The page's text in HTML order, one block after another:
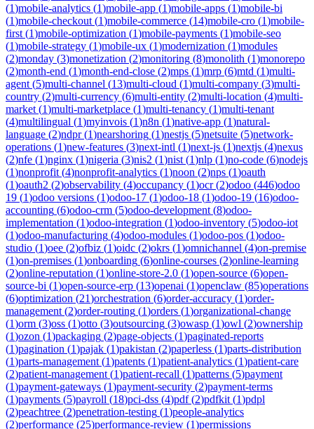
(1)mobile-analytics (1)mobile-app (1)mobile-apps (1)mobile-bi
(1)mobile-checkout (1)mobile-commerce (14)mobile-cro (1)mobile-
first (1)mobile-optimization (1)mobile-payments (1)mobile-seo
(1)mobile-strategy (1)mobile-ux (1)modernization (1)modules
(2)monday (3)monetization (2)monitoring (8)monolith (1)monorepo
(2)month-end (1)month-end-close (2)mps (1)mrp (6)mtd (1)multi-
agent (5)multi-channel (13)multi-cloud (1)multi-company (3)multi-
country (2)multi-currency (6)multi-entity (2)multi-location (4)multi-
market (1)multi-marketplace (1)multi-tenancy (1)multi-tenant
(4)multilingual (1)myinvois (1)n8n (1)native-app (1)natural-
language (2)ndpr(1)nearshoring (1)nestjs (5)netsuite (5)network-
operations (1)new-features (3)next-intl (1)next-js (1)nextjs (4)nexus
(2)nfe (1)nginx (1)nigeria (3)nis2 (1)nist (1)nlp (1)no-code (6)nodejs
(1)nonprofit (4)nonprofit-analytics (1)noon (2)nps (1)oauth
(1)oauth2 (2)observability (4)occupancy (1)ocr(2)odoo (446)odoo
19 (1)odoo versions (1)odoo-17 (1)odoo-18 (1)odoo-19 (16)odoo-
accounting (6)odoo-crm (5)odoo-development (8)odoo-
implementation (1)odoo-integration (1)odoo-inventory (5)odoo-iot
(1)odoo-manufacturing (4)odoo-modules (1)odoo-pos (1)odoo-
studio (1)oee (2)ofbiz (1)oidc (2)okrs (1)omnichannel (4)on-premise
(1)on-premises (1)onboarding (6)online-courses (2)online-learning
(2)online-reputation (1)online-store-2.0 (1)open-source (6)open-
source-bi (1)open-source-erp (13)openai (1)openclaw (85)operations
(6)optimization (21)orchestration (6)order-accuracy (1)order-
management (2)order-routing (1)orders (1)organizational-change
(1)orm (3)oss (1)otto (3)outsourcing (3)owasp (1)owl (2)ownership
(1)ozon (1)packaging (2)page-objects (1)paginated-reports
(1)pagination (1)pajak (1)pakistan (2)paperless (1)parts-distribution
(1)parts-management (1)patents (1)patient-analytics (1)patient-care
(2)patient-management (1)patient-recall (1)patterns (5)payment
(1)payment-gateways (1)payment-security (2)payment-terms
(1)payments (5)payroll (18)pci-dss (4)pdf(2)pdfkit (1)pdpl
(2)peachtree (2)penetration-testing (1)people-analytics
(2)performance (25)performance-review (1)permissions